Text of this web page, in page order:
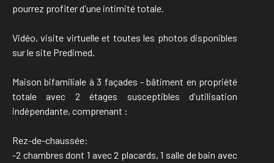
pourrez profiter d'une intimité totale.
Vidéo, visite virtuelle et toutes les photos disponibles
sur le site Predimed.
Maison bifamiliale à 3 façades - bâtiment en propriété
totale avec 2 étages susceptibles d'utilisation
indépendante, comprenant :
Rez-de-chaussée:
-2 chambres dont 1 avec 2 placards, 1 salle de bain avec